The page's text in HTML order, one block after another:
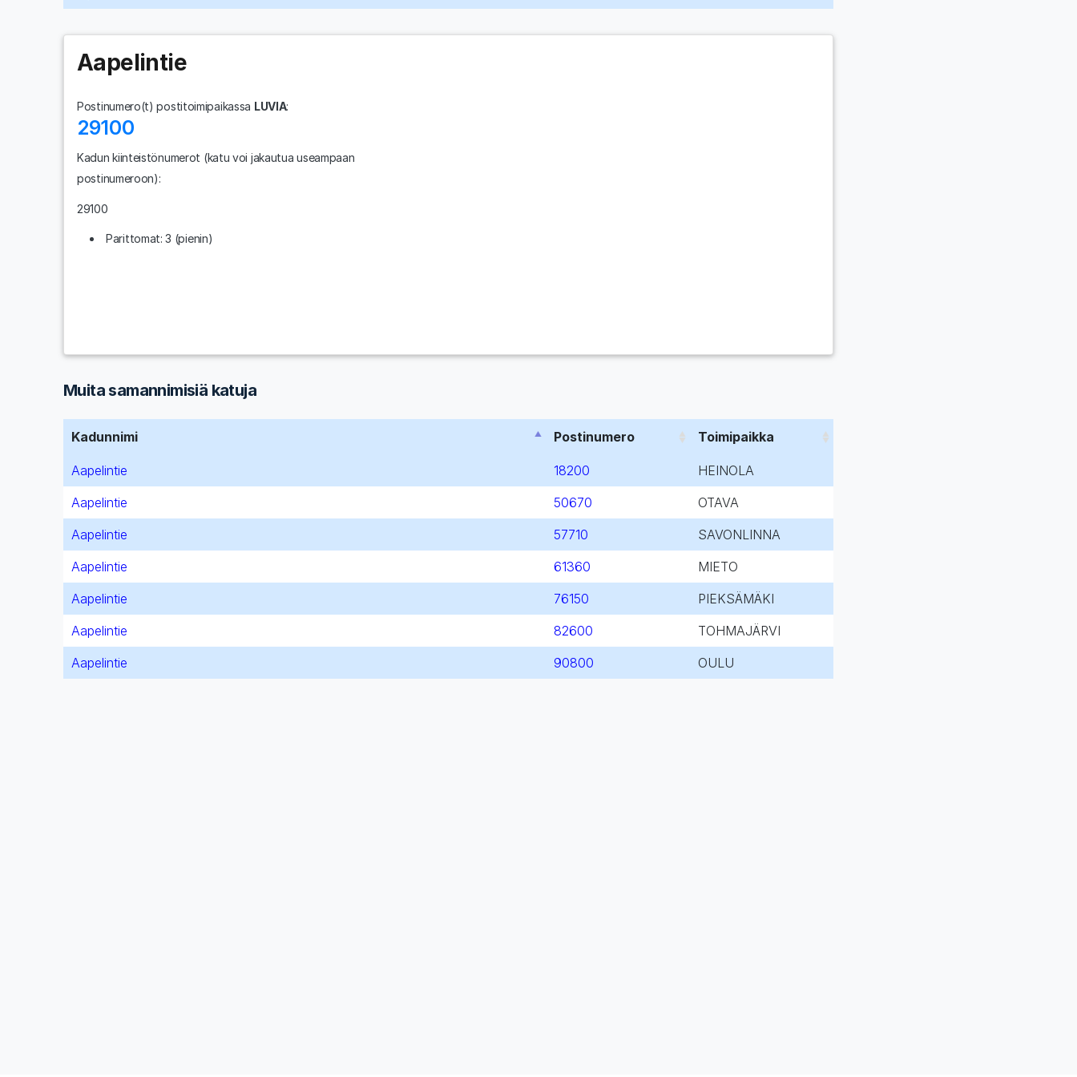
Aapelintie
Postinumero(t) postitoimipaikassa LUVIA:
29100
Kadun kiinteistönumerot (katu voi jakautua useampaan
postinumeroon):
29100
Parittomat: 3 (pienin)
Muita samannimisiä katuja
Kadunnimi Postinumero Toimipaikka
Aapelintie 18200
HEINOLA
Aapelintie
50670
OTAVA
Aapelintie
57710
SAVONLINNA
Aapelintie
61360
MIETO
Aapelintie
76150
PIEKSÄMÄKI
Aapelintie
82600
TOHMAJÄRVI
Aapelintie
90800 OULU